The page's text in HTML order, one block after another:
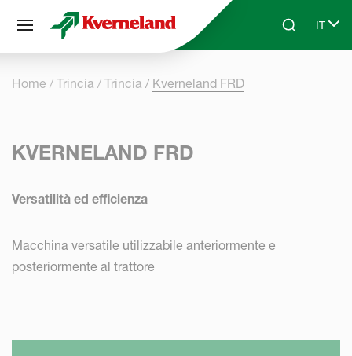
Skip to main contentSearchIT
Select
Home Trincia Trincia Kverneland FRD
KVERNELAND FRD
Versatilità ed efficienza
Macchina versatile utilizzabile anteriormente e
posteriormente al trattore
Pannello di gestione dei cookies